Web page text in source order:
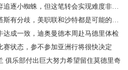
逐小蜘蛛，但这笔转会实现难度非常高
有分歧，美职联和沙特都是可能的下家
达成一致，迪奥曼德本周赴马德里体检
赛状态，参不参加亚洲行将很快决定
俱乐部付出巨大努力希望留住莫德里奇